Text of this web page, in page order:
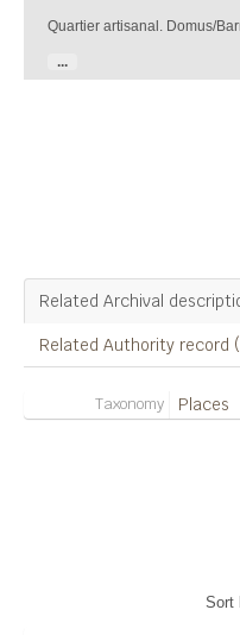
Quartier artisanal. Domus/
...
Related Archival
Related Authority record
Taxonomy Places
Sort